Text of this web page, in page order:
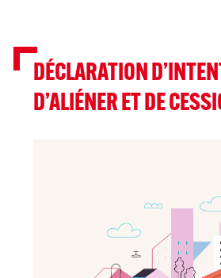
DÉCLARATION
D’ALIÉNER ET DE